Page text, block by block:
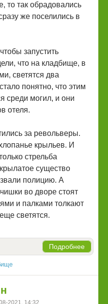
то так обрадовались
же поселились в
запустить
что на кладбище, в
светятся два
понятно, что этим
среди могил, и они
отеля.
за револьверы.
крыльев. И
стрельба
существо
полицию. А
во дворе стоят
и палками толкают
светятся.
Подробнее
2021, 14:32